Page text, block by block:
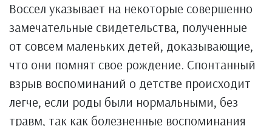
Воссел указывает на некоторые совершенно
замечательные свидетельства, полученные
от совсем маленьких детей, доказывающие,
что они помнят свое рождение. Спонтанный
взрыв воспоминаний о детстве происходит
легче, если роды были нормальными, без
травм, так как болезненные воспоминания